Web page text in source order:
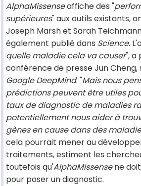
AlphaMissenseaffiche des "
supérieures" aux outils existants,
Joseph Marsh et Sarah
également publié dans Science.
quelle maladie cela va causer", a
conférence de presse Jun Cheng,
Google DeepMind. "Mais nous
prédictions peuvent être utiles
taux de diagnostic de maladies
potentiellement nous aider à
gènes en cause dans des
cela pourrait mener au
traitements, estiment les
toutefois qu'AlphaMissensene
pour poser un diagnostic.